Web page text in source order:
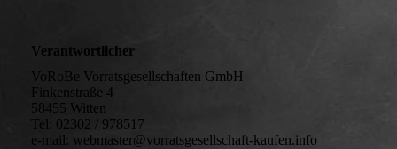
Verantwortlicher
VoRoBe Vorratsgesellschaften GmbH
Finkenstraße 4
58455 Witten
Tel: 02302 / 978517
e-mail: webmaster@vorratsgesellschaft-kaufen.info